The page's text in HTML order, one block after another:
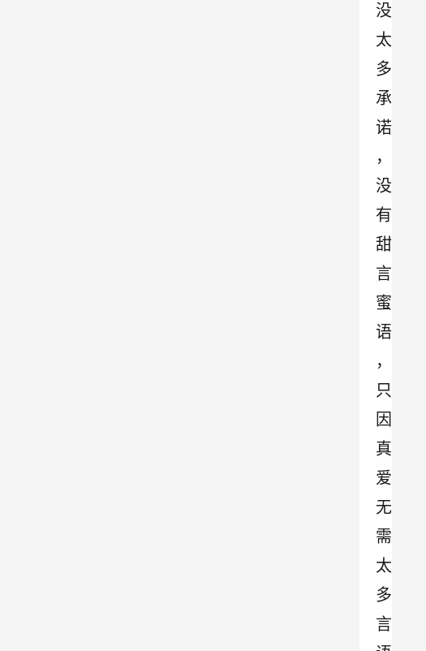
没
太
多
承
诺
，
没
有
甜
言
蜜
语
，
只
因
真
爱
无
需
太
多
言